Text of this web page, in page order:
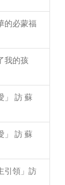
的必蒙福
我的孩
」 訪 蘇
」 訪 蘇
引領」訪